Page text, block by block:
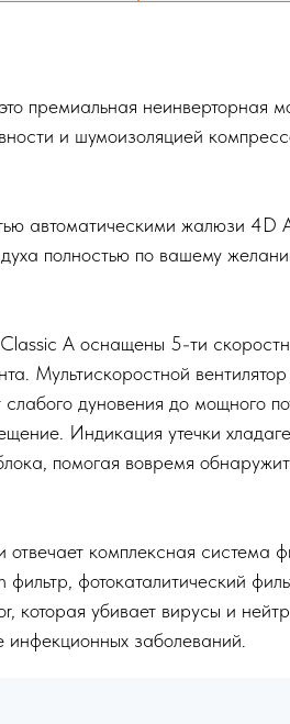
премиальная неинверторная
и шумоизоляцией
автоматическими жалюзи 4D
полностью по вашему
A оснащены 5-ти
Мультискоростной
дуновения до мощного
Индикация утечки
помогая вовремя
комплексная система
фотокаталитический
которая убивает вирусы и
заболеваний.